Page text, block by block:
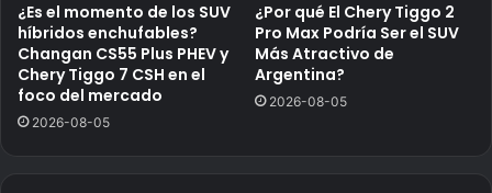
¿Es el momento de los SUV
híbridos enchufables?
Changan CS55 Plus PHEV y
Chery Tiggo 7 CSH en el
foco del mercado
2026-08-05
¿Por qué El Chery Tiggo 2
Pro Max Podría Ser el SUV
Más Atractivo de
Argentina?
2026-08-05